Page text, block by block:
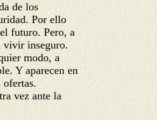
de los
Por ello
futuro. Pero, a
vivir inseguro.
modo, a
Y aparecen en
ofertas.
vez ante la